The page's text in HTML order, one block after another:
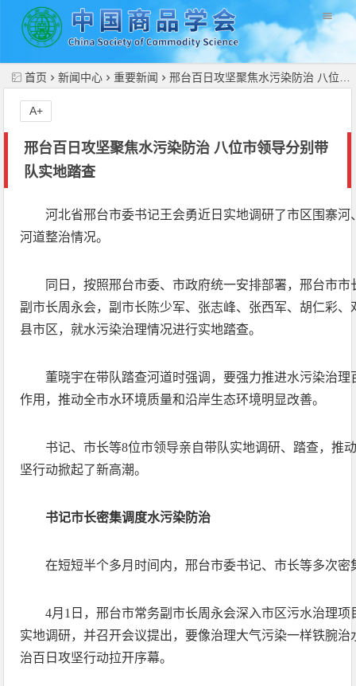
首页 新闻中心 重要新闻 邢台百日攻坚聚焦水污染防治 八位市领导分别带队实地踏查
邢台百日攻坚聚焦水污染防治 八位市领导分别带
队实地踏查
A+
河北省邢台市委书记王会勇近日实地调研了市区围寨
河道整治情况。
同日，按照邢台市委、市政府统一安排部署，邢台市
副市长周永会，副市长陈少军、张志峰、张西军、胡仁彩、
县市区，就水污染治理情况进行实地踏查。
董晓宇在带队踏查河道时强调，要强力推进水污染治
作用，推动全市水环境质量和沿岸生态环境明显改善。
书记、市长等8位市领导亲自带队实地调研、踏查，推
坚行动掀起了新高潮。
书记市长密集调度水污染防治
在短短半个多月时间内，邢台市委书记、市长等多次
4月1日，邢台市常务副市长周永会深入市区污水治理
实地调研，并召开会议提出，要像治理大气污染一样铁腕
治百日攻坚行动拉开序幕。